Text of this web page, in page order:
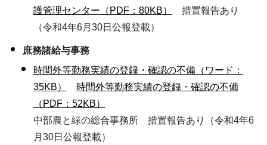
護管理センター（PDF：80KB）
措置報告あり
（令和4年6月30日公報登載）
庶務諸給与事務
時間外等勤務実績の登録・確認の不備（ワード：
35KB）
時間外等勤務実績の登録・確認の不備
（PDF：52KB）
中部農と緑の総合事務所 措置報告あり（令和4年6
月30日公報登載）